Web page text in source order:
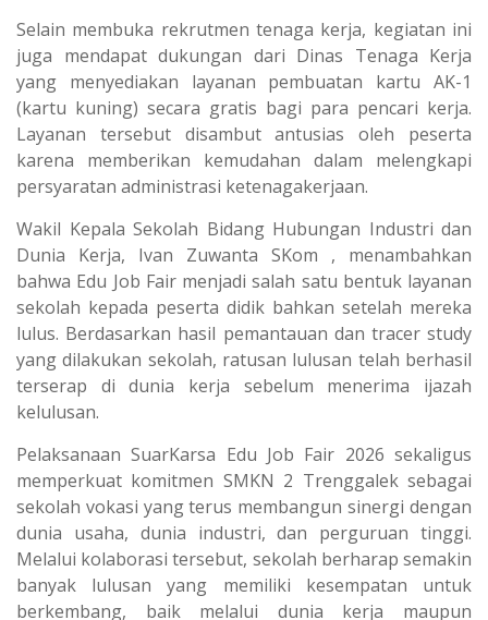
Selain membuka rekrutmen tenaga kerja, kegiatan ini
juga mendapat dukungan dari Dinas Tenaga Kerja
yang menyediakan layanan pembuatan kartu AK-1
(kartu kuning) secara gratis bagi para pencari kerja.
Layanan tersebut disambut antusias oleh peserta
karena memberikan kemudahan dalam melengkapi
persyaratan administrasi ketenagakerjaan.
Wakil Kepala Sekolah Bidang Hubungan Industri dan
Dunia Kerja, Ivan Zuwanta SKom , menambahkan
bahwa Edu Job Fair menjadi salah satu bentuk layanan
sekolah kepada peserta didik bahkan setelah mereka
lulus. Berdasarkan hasil pemantauan dan tracer study
yang dilakukan sekolah, ratusan lulusan telah berhasil
terserap di dunia kerja sebelum menerima ijazah
kelulusan.
Pelaksanaan SuarKarsa Edu Job Fair 2026 sekaligus
memperkuat komitmen SMKN 2 Trenggalek sebagai
sekolah vokasi yang terus membangun sinergi dengan
dunia usaha, dunia industri, dan perguruan tinggi.
Melalui kolaborasi tersebut, sekolah berharap semakin
banyak lulusan yang memiliki kesempatan untuk
berkembang, baik melalui dunia kerja maupun